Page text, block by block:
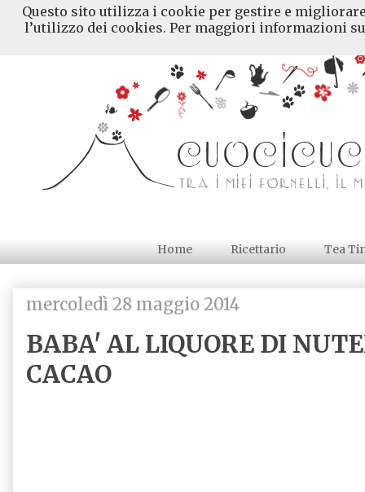
Home Ricettario Tea
mercoledì 28 maggio 2014
BABA' AL LIQUORE DI
CACAO
Questo sito utilizza i cookie per gestire e
l’utilizzo dei cookies. Per maggiori informazioni